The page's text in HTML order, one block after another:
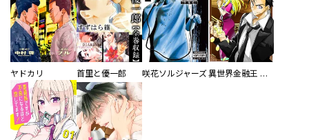
ヤドカリ 首里と優一郎 咲花ソルジャーズ 異世界金融王 ～クローネ・ゴルディオンの覇道～